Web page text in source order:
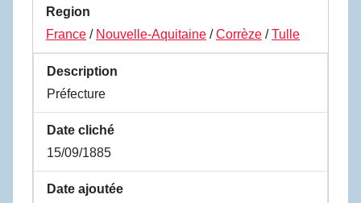
Region
France / Nouvelle-Aquitaine /Corrèze /Tulle
Description
Préfecture
Date cliché
15/09/1885
Date ajoutée